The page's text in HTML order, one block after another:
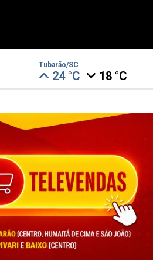
Tubarão/SC
24 °C 18 °C